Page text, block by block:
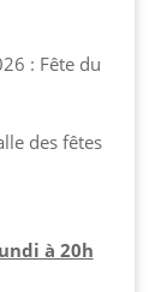
: Fête du
des fêtes
à 20h